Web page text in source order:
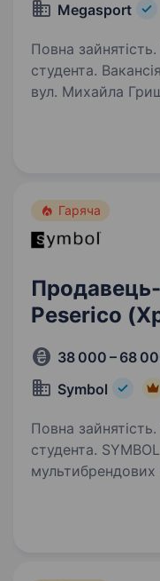
Megasport
Повна
студента. Вакансія актуальна в: ТРЦ «Аладдін»,
вул. Михайла
Гаряча
Продавець-
Peserico
38 000 – 68
Symbol
Повна
студента. SYMBOL — мережа
мультибрендових